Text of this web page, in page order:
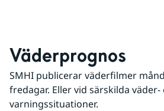
Väderprognos
SMHI publicerar väderfilmer
fredagar. Eller vid särskilda väder-
varningssituationer.